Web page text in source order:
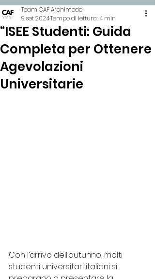
“ISEE Studenti: Guida
Completa per Ottenere
Agevolazioni
Universitarie
Team CAF Archimede
9 set 2024Tempo di lettura: 4 min
Con l’arrivo dell’autunno, molti
studenti universitari italiani si